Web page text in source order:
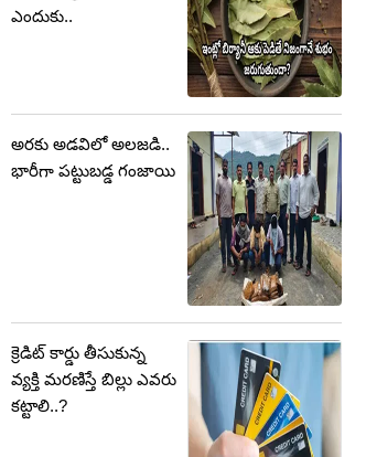
ఎందుకు..
అరకు అడవిలో అలజడి..
భారీగా పట్టుబడ్డ గంజాయి
క్రెడిట్ కార్డు తీసుకున్న
వ్యక్తి మరణిస్తే బిల్లు ఎవరు
కట్టాలి..?